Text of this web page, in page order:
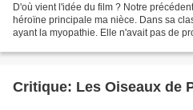
D'où vient l'idée du film ? Notre
héroïne principale ma nièce. Dans sa
ayant la myopathie. Elle n'avait pas de
Critique: Les Oiseaux de